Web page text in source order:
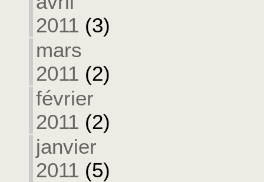
2011 (3)
mars
2011 (2)
février
2011 (2)
janvier
2011 (5)